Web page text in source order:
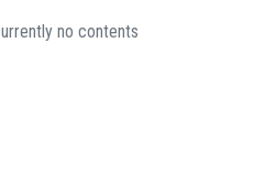
no contents